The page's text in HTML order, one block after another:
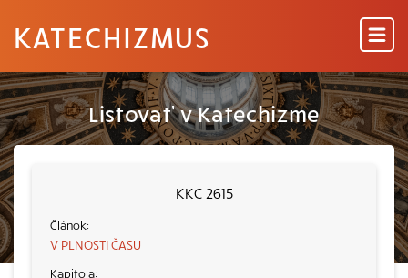
KATECHIZMUS
Listovať v Katechizme
KKC 2615
V PLNOSTI ČASU